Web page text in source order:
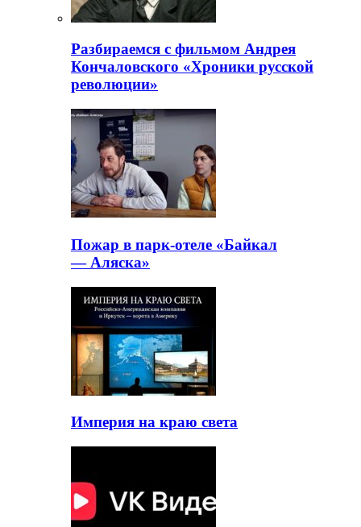
Разбираемся с фильмом Андрея
Кончаловского «Хроники русской
революции»
Пожар в парк-отеле «Байкал
— Аляска»
Империя на краю света